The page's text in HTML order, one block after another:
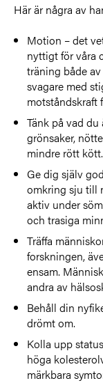
Här är några av
Motion – det
nyttigt för våra
träning både
svagare med
motståndskraft
Tänk på vad
grönsaker,
mindre rött
Ge dig själv
omkring sju till
aktiv under
och trasiga
Träffa
forskningen,
ensam.
andra av
Behåll din
drömt om.
Kolla upp
höga
märkbara